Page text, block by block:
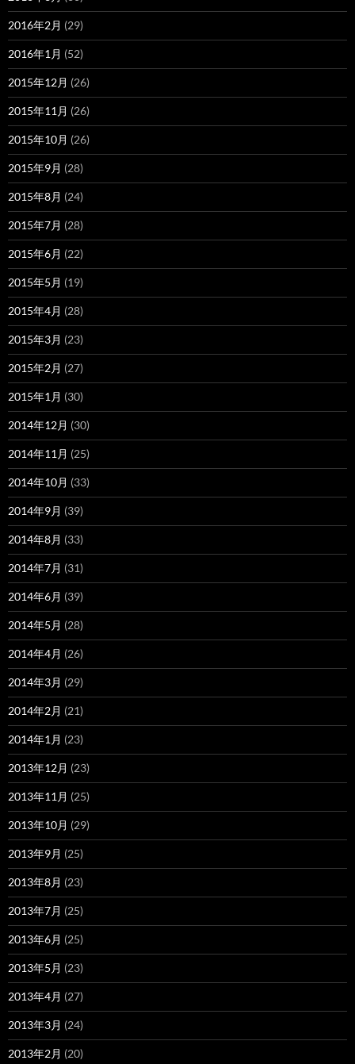
2016年2月 (29)
2016年1月 (52)
2015年12月 (26)
2015年11月 (26)
2015年10月 (26)
2015年9月 (28)
2015年8月 (24)
2015年7月 (28)
2015年6月 (22)
2015年5月 (19)
2015年4月 (28)
2015年3月 (23)
2015年2月 (27)
2015年1月 (30)
2014年12月 (30)
2014年11月 (25)
2014年10月 (33)
2014年9月 (39)
2014年8月 (33)
2014年7月 (31)
2014年6月 (39)
2014年5月 (28)
2014年4月 (26)
2014年3月 (29)
2014年2月 (21)
2014年1月 (23)
2013年12月 (23)
2013年11月 (25)
2013年10月 (29)
2013年9月 (25)
2013年8月 (23)
2013年7月 (25)
2013年6月 (25)
2013年5月 (23)
2013年4月 (27)
2013年3月 (24)
2013年2月 (20)